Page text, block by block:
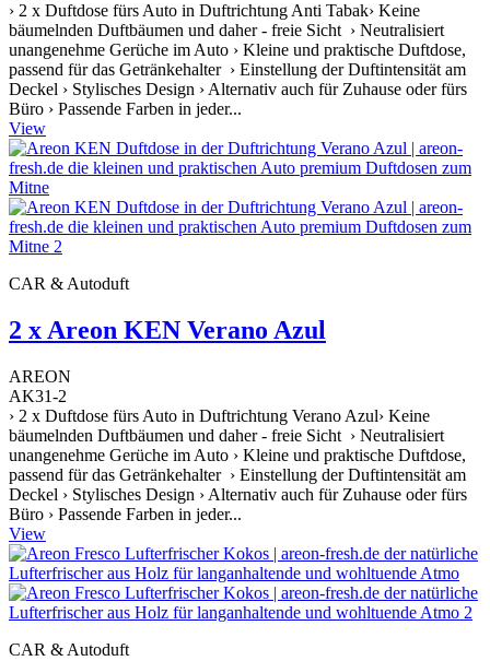
› 2 x Duftdose fürs Auto in Duftrichtung Anti Tabak› Keine
bäumelnden Duftbäumen und daher - freie Sicht › Neutralisiert
unangenehme Gerüche im Auto › Kleine und praktische Duftdose,
passend für das Getränkehalter › Einstellung der Duftintensität am
Deckel › Stylisches Design › Alternativ auch für Zuhause oder fürs
Büro › Passende Farben in jeder...
View
CAR & Autoduft
2 x Areon KEN Verano Azul
AREON
AK31-2
› 2 x Duftdose fürs Auto in Duftrichtung Verano Azul› Keine
bäumelnden Duftbäumen und daher - freie Sicht › Neutralisiert
unangenehme Gerüche im Auto › Kleine und praktische Duftdose,
passend für das Getränkehalter › Einstellung der Duftintensität am
Deckel › Stylisches Design › Alternativ auch für Zuhause oder fürs
Büro › Passende Farben in jeder...
View
CAR & Autoduft